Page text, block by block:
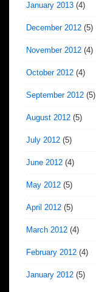
January 2013 (4)
December 2012 (5)
November 2012 (4)
October 2012 (4)
September 2012 (5)
August 2012 (5)
July 2012 (5)
June 2012 (4)
May 2012 (5)
April 2012 (5)
March 2012 (4)
February 2012 (4)
January 2012 (5)